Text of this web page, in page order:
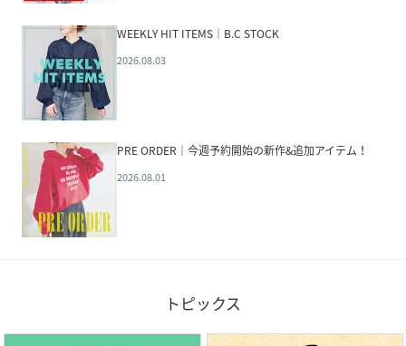
WEEKLY HIT ITEMS｜B.C STOCK
2026.08.03
PRE ORDER｜今週予約開始の新作&追加アイテム！
2026.08.01
トピックス